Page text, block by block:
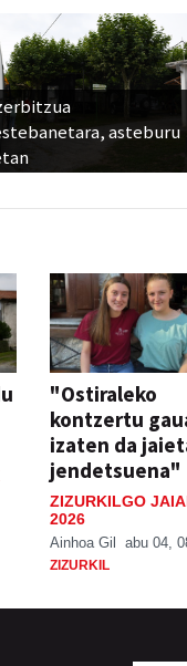
asteburu
"Ostiraleko
kontzertu
izaten da
jendetsuena"
ZIZURKILGO
2026
Ainhoa Gil abu 04,
ZIZURKIL